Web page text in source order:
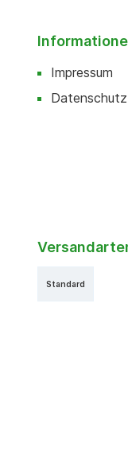
Impressum
Datenschutz
Standard